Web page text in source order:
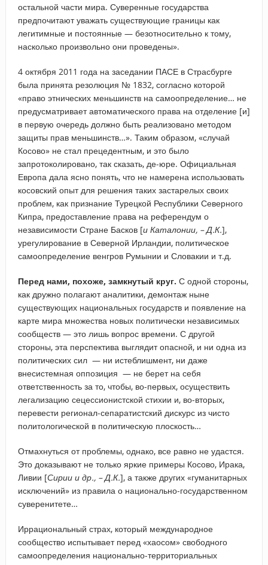
остальной части мира. Суверенные государства
предпочитают уважать существующие границы как
легитимные и постоянные — безотносительно к тому,
насколько произвольно они проведены».
4 октября 2011 года на заседании ПАСЕ в Страсбурге
была принята резолюция № 1832, согласно которой
«право этнических меньшинств на самоопределение… не
предусматривает автоматического права на отделение [и]
в первую очередь должно быть реализовано методом
защиты прав меньшинств…». Таким образом, «случай
Косово» не стал прецедентным, и это было
запротоколировано, так сказать, де-юре. Официальная
Европа дала ясно понять, что не намерена использовать
косовский опыт для решения таких застарелых своих
проблем, как признание Турецкой Республики Северного
Кипра, предоставление права на референдум о
независимости Стране Басков [и Каталонии, – Д.К.],
урегулирование в Северной Ирландии, политическое
самоопределение венгров Румынии и Словакии и т.д.
Перед нами, похоже, замкнутый круг. С одной стороны,
как дружно полагают аналитики, демонтаж ныне
существующих национальных государств и появление на
карте мира множества новых политически независимых
сообществ — это лишь вопрос времени. С другой
стороны, эта перспектива выглядит опасной, и ни одна из
политических сил — ни истеблишмент, ни даже
внесистемная оппозиция — не берет на себя
ответственность за то, чтобы, во-первых, осуществить
легализацию сецессионистской стихии и, во-вторых,
перевести регионал-сепаратистский дискурс из чисто
политологической в политическую плоскость…
Отмахнуться от проблемы, однако, все равно не удастся.
Это доказывают не только яркие примеры Косово, Ирака,
Ливии [Сирии и др., – Д.К.], а также других «гуманитарных
исключений» из правила о национально-государственном
суверенитете…
Иррациональный страх, который международное
сообщество испытывает перед «хаосом» свободного
самоопределения национально-территориальных